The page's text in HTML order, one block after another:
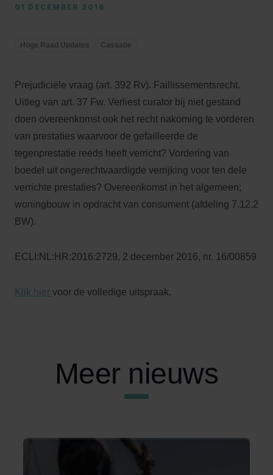
01 DECEMBER 2016
Hoge Raad Updates Cassatie
Prejudiciële vraag (art. 392 Rv). Faillissementsrecht.
Uitleg van art. 37 Fw. Verliest curator bij niet gestand
doen overeenkomst ook het recht nakoming te vorderen
van prestaties waarvoor de gefailleerde de
tegenprestatie reeds heeft verricht? Vordering van
boedel uit ongerechtvaardigde verrijking voor ten dele
verrichte prestaties? Overeenkomst in het algemeen;
woningbouw in opdracht van consument (afdeling 7.12.2
BW).
ECLI:NL:HR:2016:2729, 2 december 2016, nr. 16/00859
Klik hier voor de volledige uitspraak.
Meer nieuws